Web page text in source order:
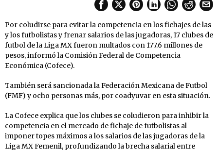
Por coludirse para evitar la competencia en los fichajes de las
y los futbolistas y frenar salarios de las jugadoras, 17 clubes de
futbol de la Liga MX fueron multados con 177.6 millones de
pesos, informó la Comisión Federal de Competencia
Económica (Cofece).
También será sancionada la Federación Mexicana de Futbol
(FMF) y ocho personas más, por coadyuvar en esta situación.
La Cofece explica que los clubes se coludieron para inhibir la
competencia en el mercado de fichaje de futbolistas al
imponer topes máximos a los salarios de las jugadoras de la
Liga MX Femenil, profundizando la brecha salarial entre